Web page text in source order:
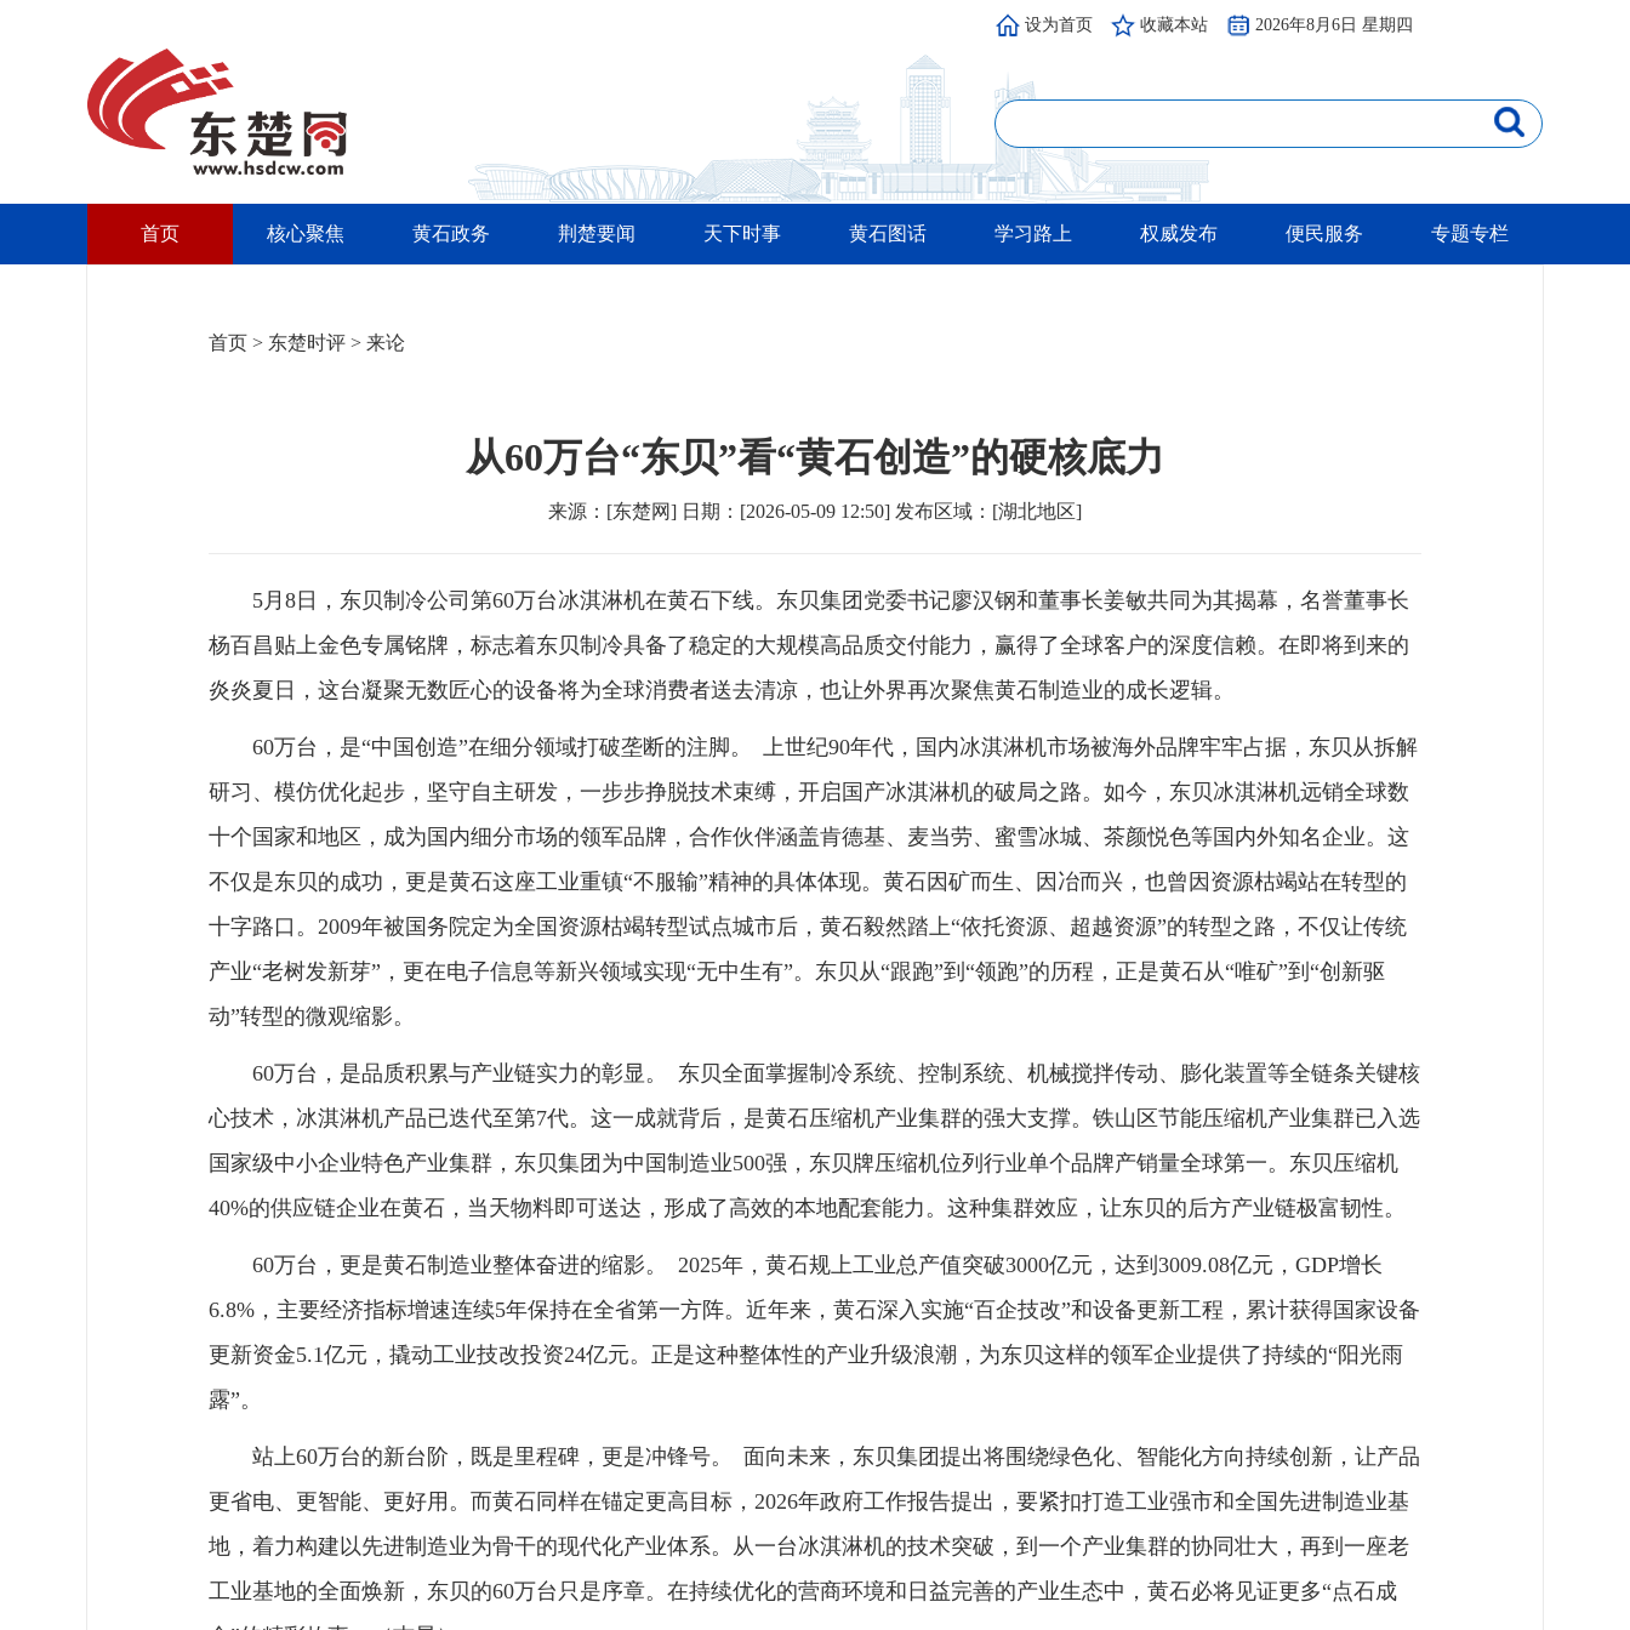
设为首页 收藏本站 2026年8月6日 星期四
首页 核心聚焦 黄石政务 荆楚要闻 天下时事 黄石图话 学习路上 权威发布 便民服务 专题专栏
首页 > 东楚时评 > 来论
从60万台“东贝”看“黄石创造”的硬核底力
来源：[东楚网] 日期：[2026-05-09 12:50] 发布区域：[湖北地区]
5月8日，东贝制冷公司第60万台冰淇淋机在黄石下线。东贝集团党委书记廖汉钢和董事长姜敏共同为其揭幕，名誉董事长
杨百昌贴上金色专属铭牌，标志着东贝制冷具备了稳定的大规模高品质交付能力，赢得了全球客户的深度信赖。在即将到来的
炎炎夏日，这台凝聚无数匠心的设备将为全球消费者送去清凉，也让外界再次聚焦黄石制造业的成长逻辑。
60万台，是“中国创造”在细分领域打破垄断的注脚。 上世纪90年代，国内冰淇淋机市场被海外品牌牢牢占据，东贝从拆解
研习、模仿优化起步，坚守自主研发，一步步挣脱技术束缚，开启国产冰淇淋机的破局之路。如今，东贝冰淇淋机远销全球数
十个国家和地区，成为国内细分市场的领军品牌，合作伙伴涵盖肯德基、麦当劳、蜜雪冰城、茶颜悦色等国内外知名企业。这
不仅是东贝的成功，更是黄石这座工业重镇“不服输”精神的具体体现。黄石因矿而生、因冶而兴，也曾因资源枯竭站在转型的
十字路口。2009年被国务院定为全国资源枯竭转型试点城市后，黄石毅然踏上“依托资源、超越资源”的转型之路，不仅让传统
产业“老树发新芽”，更在电子信息等新兴领域实现“无中生有”。东贝从“跟跑”到“领跑”的历程，正是黄石从“唯矿”到“创新驱
动”转型的微观缩影。
60万台，是品质积累与产业链实力的彰显。 东贝全面掌握制冷系统、控制系统、机械搅拌传动、膨化装置等全链条关键核
心技术，冰淇淋机产品已迭代至第7代。这一成就背后，是黄石压缩机产业集群的强大支撑。铁山区节能压缩机产业集群已入选
国家级中小企业特色产业集群，东贝集团为中国制造业500强，东贝牌压缩机位列行业单个品牌产销量全球第一。东贝压缩机
40%的供应链企业在黄石，当天物料即可送达，形成了高效的本地配套能力。这种集群效应，让东贝的后方产业链极富韧性。
60万台，更是黄石制造业整体奋进的缩影。 2025年，黄石规上工业总产值突破3000亿元，达到3009.08亿元，GDP增长
6.8%，主要经济指标增速连续5年保持在全省第一方阵。近年来，黄石深入实施“百企技改”和设备更新工程，累计获得国家设备
更新资金5.1亿元，撬动工业技改投资24亿元。正是这种整体性的产业升级浪潮，为东贝这样的领军企业提供了持续的“阳光雨
露”。
站上60万台的新台阶，既是里程碑，更是冲锋号。 面向未来，东贝集团提出将围绕绿色化、智能化方向持续创新，让产品
更省电、更智能、更好用。而黄石同样在锚定更高目标，2026年政府工作报告提出，要紧扣打造工业强市和全国先进制造业基
地，着力构建以先进制造业为骨干的现代化产业体系。从一台冰淇淋机的技术突破，到一个产业集群的协同壮大，再到一座老
工业基地的全面焕新，东贝的60万台只是序章。在持续优化的营商环境和日益完善的产业生态中，黄石必将见证更多“点石成